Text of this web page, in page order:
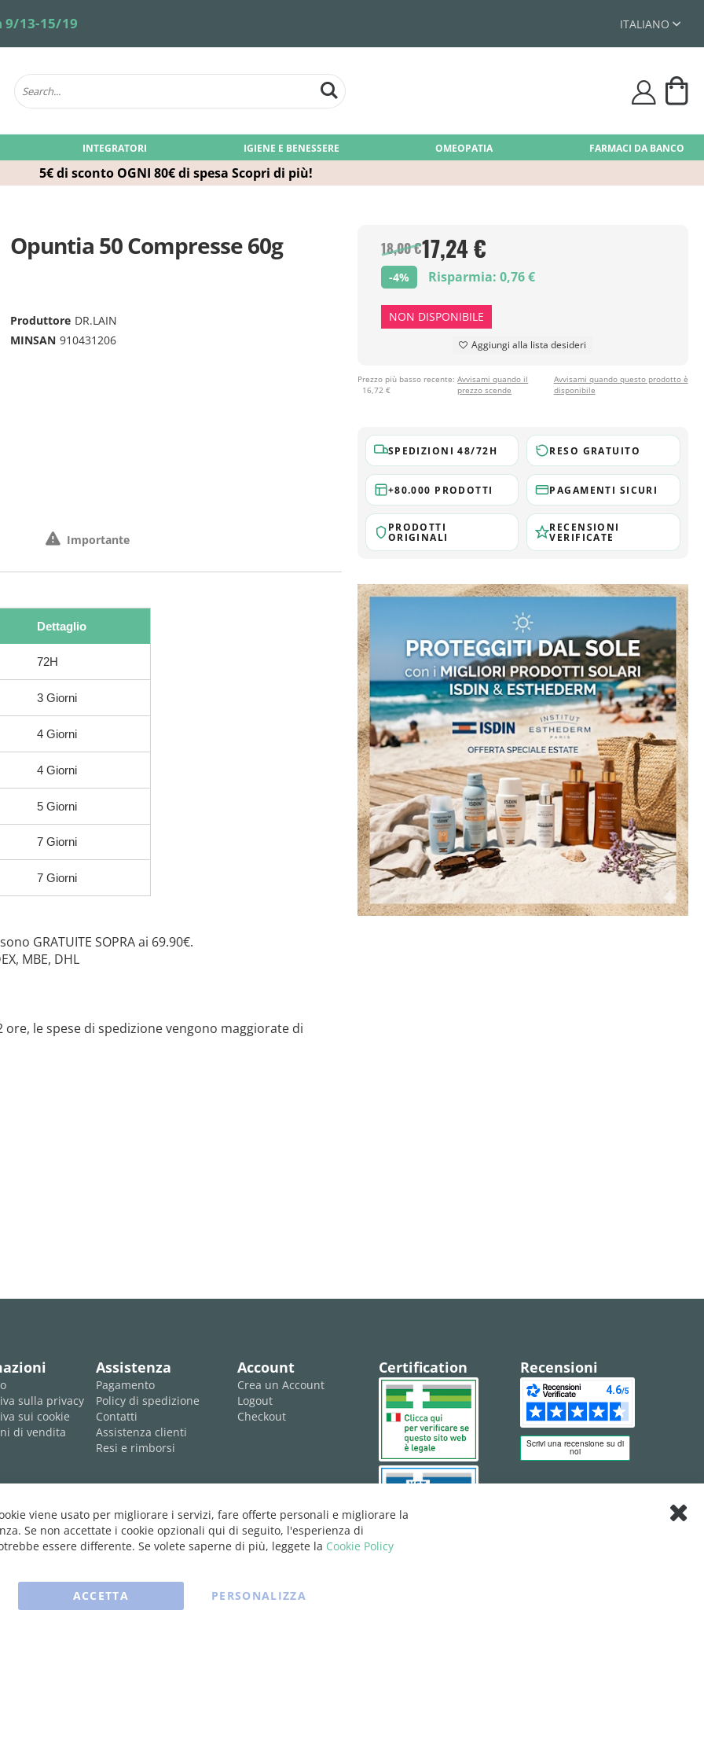
5€ di sconto OGNI 80€ di spesa Scopri di più!
9/13-15/19 ITALIANO
user
INTEGRATORI IGIENE E BENESSERE OMEOPATIA FARMACI DA BANCO
Opuntia 50 Compresse 60g 18,00 €17,24 €
-4% Risparmia: 0,76 €
NON DISPONIBILE
Aggiungi alla lista desideri
Prezzo più basso recente:
16,72 €
Avvisami quando il
prezzo scende
Avvisami quando questo prodotto è
disponibile
SPEDIZIONI 48/72H RESO GRATUITO
+80.000 PRODOTTI PAGAMENTI SICURI
PRODOTTI
ORIGINALI
RECENSIONI
VERIFICATE
Produttore DR.LAIN
MINSAN 910431206
Dettaglio
72H
3 Giorni
4 Giorni
4 Giorni
5 Giorni
7 Giorni
7 Giorni
GRATUITE SOPRA ai 69.90€.
MBE, DHL
ore, le spese di spedizione vengono maggiorate di
Importante
sulla privacy
sui cookie
di vendita
Assistenza
Pagamento
Policy di spedizione
Contatti
Assistenza clienti
Resi e rimborsi
Account
Crea un Account
Logout
Checkout
Certification Recensioni
viene usato per migliorare i servizi, fare offerte personali e migliorare la
Se non accettate i cookie opzionali qui di seguito, l'esperienza di
essere differente. Se volete saperne di più, leggete la Cookie Policy
ACCETTA PERSONALIZZA